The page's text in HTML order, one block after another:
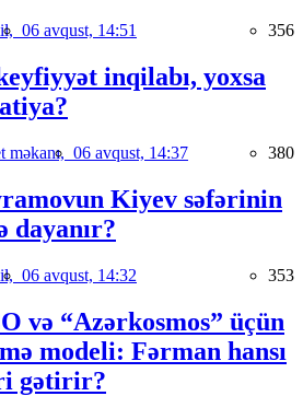
06 avqust, 14:51 356
inqilabı, yoxsa
məkanı, 06 avqust, 14:37 380
Kiyev səfərinin
dayanır?
06 avqust, 14:32 353
və “Azərkosmos” üçün
modeli: Fərman hansı
gətirir?